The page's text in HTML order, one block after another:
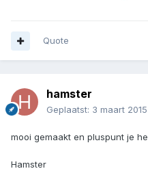
Quote
hamster
Geplaatst: 3 maart 2015
mooi gemaakt en pluspunt je
Hamster